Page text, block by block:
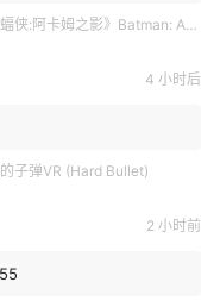
侠:阿卡姆之影》Batman: Arkham Shadow
4 小时后
子弹VR (Hard Bullet)
2 小时前